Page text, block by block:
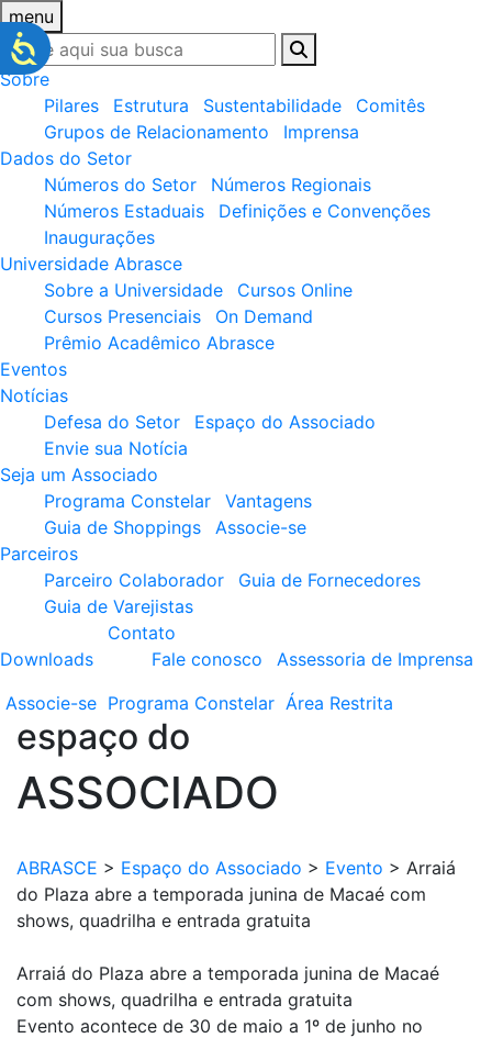
menu
Sobre
Pilares
Estrutura Sustentabilidade
Comitês
Grupos de Relacionamento
Imprensa
Dados do Setor
Números do Setor
Números Regionais
Números Estaduais
Definições e Convenções
Inaugurações
Universidade Abrasce
Sobre a Universidade
Cursos Online
Cursos Presenciais
On Demand
Prêmio Acadêmico Abrasce
Eventos
Notícias
Defesa do Setor
Espaço do Associado
Envie sua Notícia
Seja um Associado
Programa Constelar
Vantagens
Guia de Shoppings
Associe-se
Parceiros
Parceiro Colaborador
Guia de Fornecedores
Guia de Varejistas
Downloads
Contato
Fale conosco
Assessoria de Imprensa
Associe-se Programa Constelar Área Restrita
espaço do
ASSOCIADO
ABRASCE > Espaço do Associado > Evento > Arraiá
do Plaza abre a temporada junina de Macaé com
shows, quadrilha e entrada gratuita
Arraiá do Plaza abre a temporada junina de Macaé
com shows, quadrilha e entrada gratuita
Evento acontece de 30 de maio a 1º de junho no